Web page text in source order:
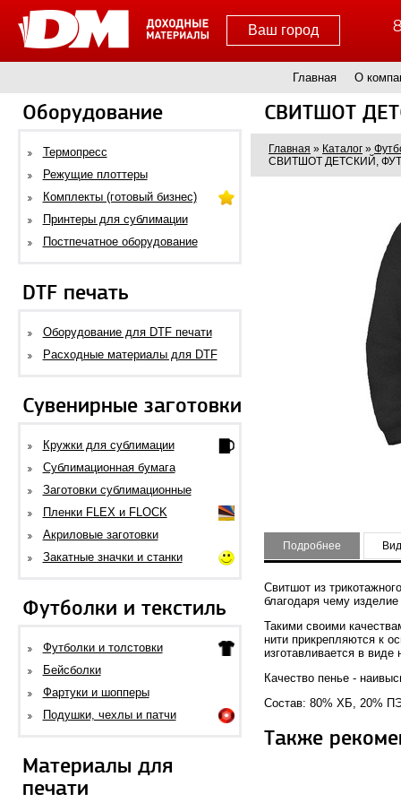
Ваш город
Главная О
Оборудование
Термопресс
Режущие плоттеры
Комплекты (готовый бизнес)
Принтеры для сублимации
Постпечатное оборудование
DTF печать
Оборудование для DTF печати
Расходные материалы для DTF
Сувенирные заготовки
Кружки для сублимации
Сублимационная бумага
Заготовки сублимационные
Пленки FLEX и FLOCK
Акриловые заготовки
Закатные значки и станки
Футболки и текстиль
Футболки и толстовки
Бейсболки
Фартуки и шопперы
Подушки, чехлы и патчи
Материалы для
печати
СВИТШОТ
Главная » Каталог »
СВИТШОТ ДЕТСКИЙ,
Подробнее
Свитшот из
благодаря чему
Такими своими
нити прикрепляются к
изготавливается в
Качество пенье -
Состав: 80% ХБ, 20%
Также